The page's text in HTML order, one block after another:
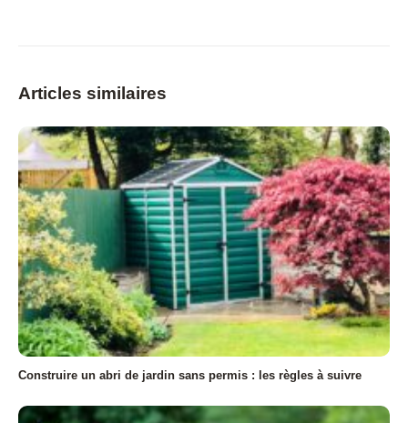
Articles similaires
Construire un abri de jardin sans permis : les règles à suivre